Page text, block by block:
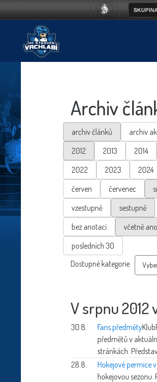
Archiv
archiv článků
archiv
2012
2013 2014
2022
2023 2024
červen
červenec
vzestupně
sestupně
bez anotací
včetně
posledních 30
Dostupné kategorie
V srpnu 2012
30.8. Fans předmětyKlub
předmětů v
stránkách.
28.8.
Hokejové permice
hokejovou sezonu.